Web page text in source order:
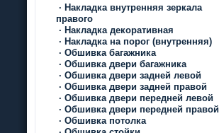
· Накладка внутренняя зеркала
правого
· Накладка декоративная
· Накладка на порог (внутренняя)
· Обшивка багажника
· Обшивка двери багажника
· Обшивка двери задней левой
· Обшивка двери задней правой
· Обшивка двери передней левой
· Обшивка двери передней правой
· Обшивка потолка